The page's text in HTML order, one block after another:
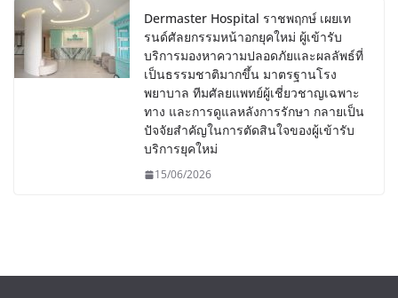
Dermaster Hospital ราชพฤกษ์ เผยเท
รนด์ศัลยกรรมหน้าอกยุคใหม่ ผู้เข้ารับ
บริการมองหาความปลอดภัยและผลลัพธ์ที่
เป็นธรรมชาติมากขึ้น มาตรฐานโรง
พยาบาล ทีมศัลยแพทย์ผู้เชี่ยวชาญเฉพาะ
ทาง และการดูแลหลังการรักษา กลายเป็น
ปัจจัยสำคัญในการตัดสินใจของผู้เข้ารับ
บริการยุคใหม่
15/06/2026